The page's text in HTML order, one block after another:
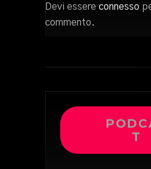
Devi essere connesso
commento.
T